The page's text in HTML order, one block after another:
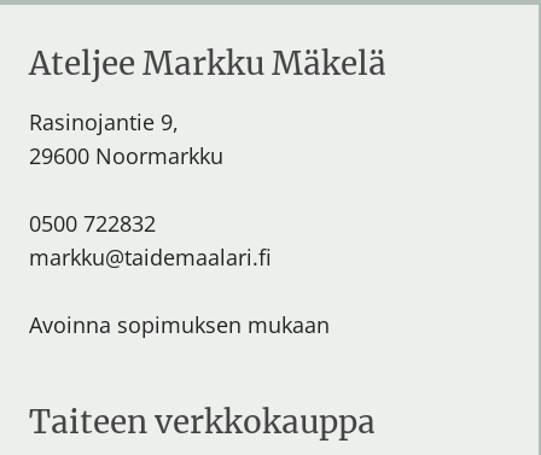
Ateljee Markku Mäkelä
Rasinojantie 9,
29600 Noormarkku
0500 722832
markku@taidemaalari.fi
Avoinna sopimuksen mukaan
Taiteen verkkokauppa